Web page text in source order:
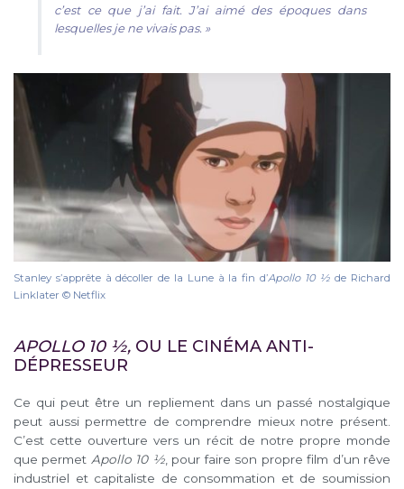
c’est ce que j’ai fait. J’ai aimé des époques dans
lesquelles je ne vivais pas. »
Stanley s’apprête à décoller de la Lune à la fin d’Apollo 10 1⁄2 de Richard
Linklater © Netflix
APOLLO 10 ½, OU LE CINÉMA ANTI-
DÉPRESSEUR
Ce qui peut être un repliement dans un passé nostalgique
peut aussi permettre de comprendre mieux notre présent.
C’est cette ouverture vers un récit de notre propre monde
que permet Apollo 10 ½, pour faire son propre film d’un rêve
industriel et capitaliste de consommation et de soumission